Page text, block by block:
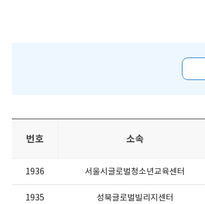
번호 소속
1936 서울시글로벌청소년교육센터
1935 성북글로벌빌리지센터